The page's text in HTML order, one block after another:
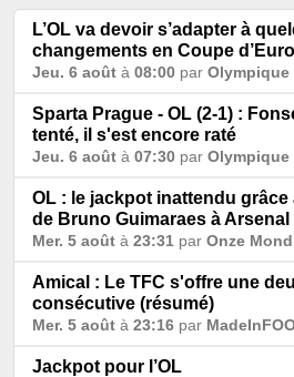
L’OL va devoir s’adapter à
changements en Coupe
Jeu. 6 août à 08:00 par Olympique
Sparta Prague - OL (2-1) :
tenté, il s'est encore raté
Jeu. 6 août à 07:30 par Olympique
OL : le jackpot inattendu grâce
de Bruno Guimaraes à Arsenal
Mer. 5 août à 23:31 par Onze
Amical : Le TFC s'offre une
consécutive (résumé)
Mer. 5 août à 23:16 par
Jackpot pour l’OL